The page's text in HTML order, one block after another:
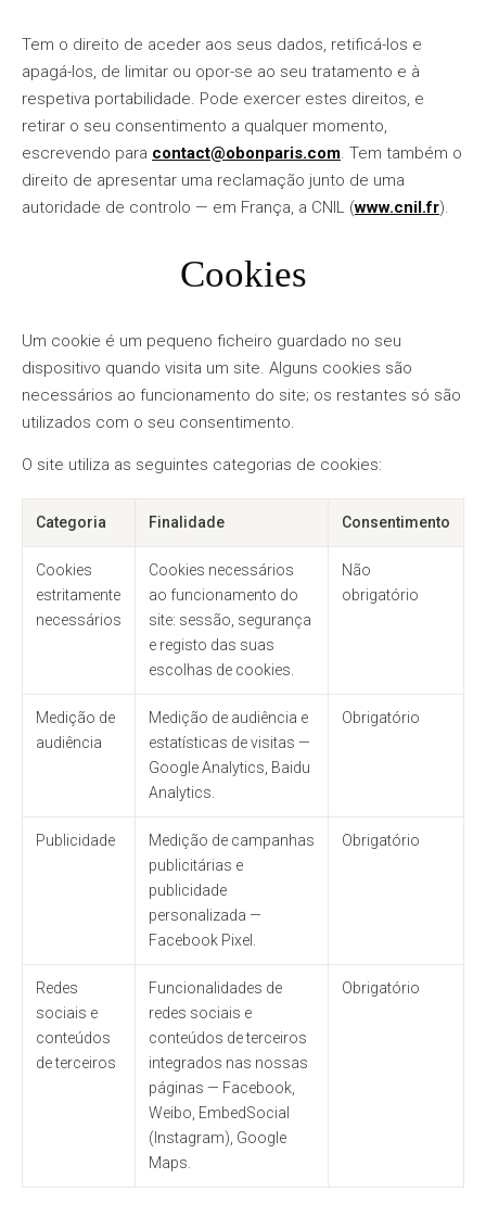
Tem o direito de aceder aos seus dados, retificá-los e
apagá-los, de limitar ou opor-se ao seu tratamento e à
respetiva portabilidade. Pode exercer estes direitos, e
retirar o seu consentimento a qualquer momento,
escrevendo para contact@obonparis.com . Tem também o
direito de apresentar uma reclamação junto de uma
autoridade de controlo — em França, a CNIL (www.cnil.fr).
Cookies
Um cookie é um pequeno ficheiro guardado no seu
dispositivo quando visita um site. Alguns cookies são
necessários ao funcionamento do site; os restantes só são
utilizados com o seu consentimento.
O site utiliza as seguintes categorias de cookies:
Categoria Finalidade Consentimento
Cookies
estritamente
necessários
Cookies necessários
ao funcionamento do
site: sessão, segurança
e registo das suas
escolhas de cookies.
Não
obrigatório
Medição de
audiência
Medição de audiência e
estatísticas de visitas —
Google Analytics, Baidu
Analytics.
Obrigatório
Publicidade
Medição de campanhas
publicitárias e
publicidade
personalizada —
Facebook Pixel.
Obrigatório
Redes
sociais e
conteúdos
de terceiros
Funcionalidades de
redes sociais e
conteúdos de terceiros
integrados nas nossas
páginas — Facebook,
Weibo, EmbedSocial
(Instagram), Google
Maps.
Obrigatório